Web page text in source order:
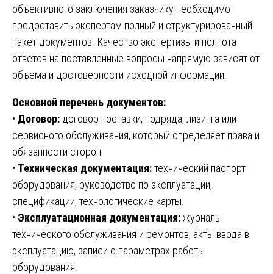
объективного заключения заказчику необходимо
предоставить экспертам полный и структурированный
пакет документов. Качество экспертизы и полнота
ответов на поставленные вопросы напрямую зависят от
объема и достоверности исходной информации.
Основной перечень документов:
• Договор: договор поставки, подряда, лизинга или
сервисного обслуживания, который определяет права и
обязанности сторон.
• Техническая документация:технический паспорт
оборудования, руководство по эксплуатации,
спецификации, технологические карты.
• Эксплуатационная документация:журналы
технического обслуживания и ремонтов, акты ввода в
эксплуатацию, записи о параметрах работы
оборудования.